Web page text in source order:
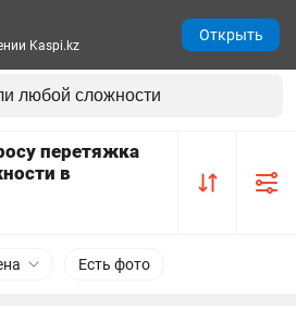
перетяжка
в
Есть фото
Kaspi.kz
Открыть